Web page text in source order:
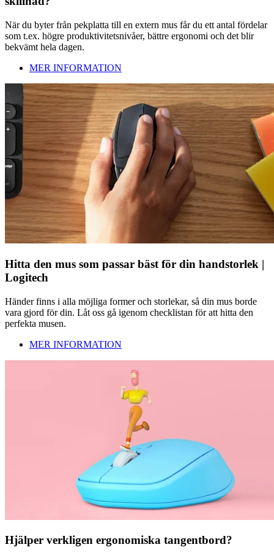
När du byter från pekplatta till en extern mus får du ett antal fördelar
som t.ex. högre produktivitetsnivåer, bättre ergonomi och det blir
bekvämt hela dagen.
MER INFORMATION
Hitta den mus som passar bäst för din handstorlek |
Logitech
Händer finns i alla möjliga former och storlekar, så din mus borde
vara gjord för din. Låt oss gå igenom checklistan för att hitta den
perfekta musen.
MER INFORMATION
Hjälper verkligen ergonomiska tangentbord?